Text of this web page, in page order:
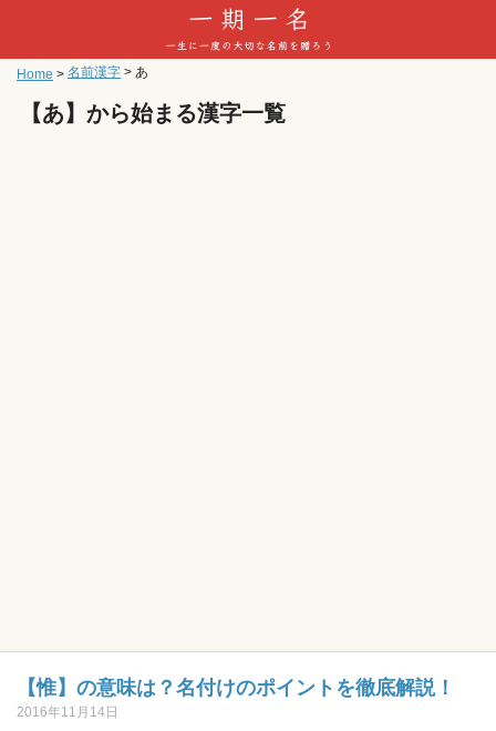
Home > 名前漢字 > あ
【あ】から始まる漢字一覧
【惟】の意味は？名付けのポイントを徹底解説！
2016年11月14日